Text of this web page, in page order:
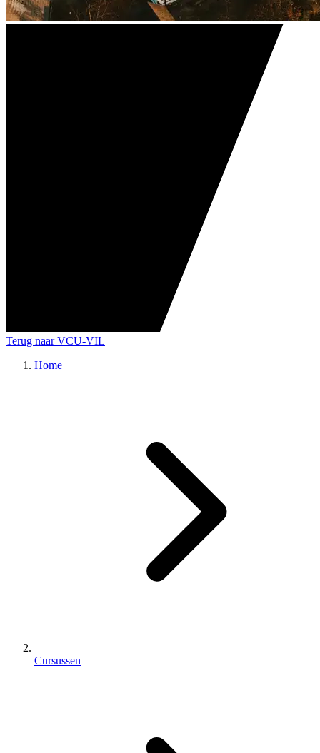
Terug naar VCU-VIL
Home
Cursussen